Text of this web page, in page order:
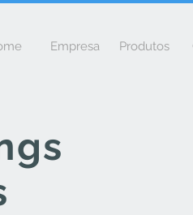
Empresa Produtos